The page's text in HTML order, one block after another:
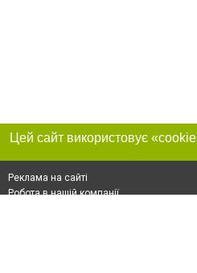
Реклама на сайті
Робота в нашій компанії